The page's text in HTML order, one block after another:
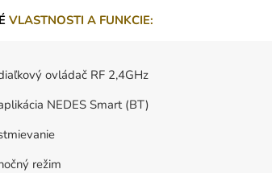
VLASTNOSTI A FUNKCIE:
ovládač RF 2,4GHz
NEDES Smart (BT)
režim